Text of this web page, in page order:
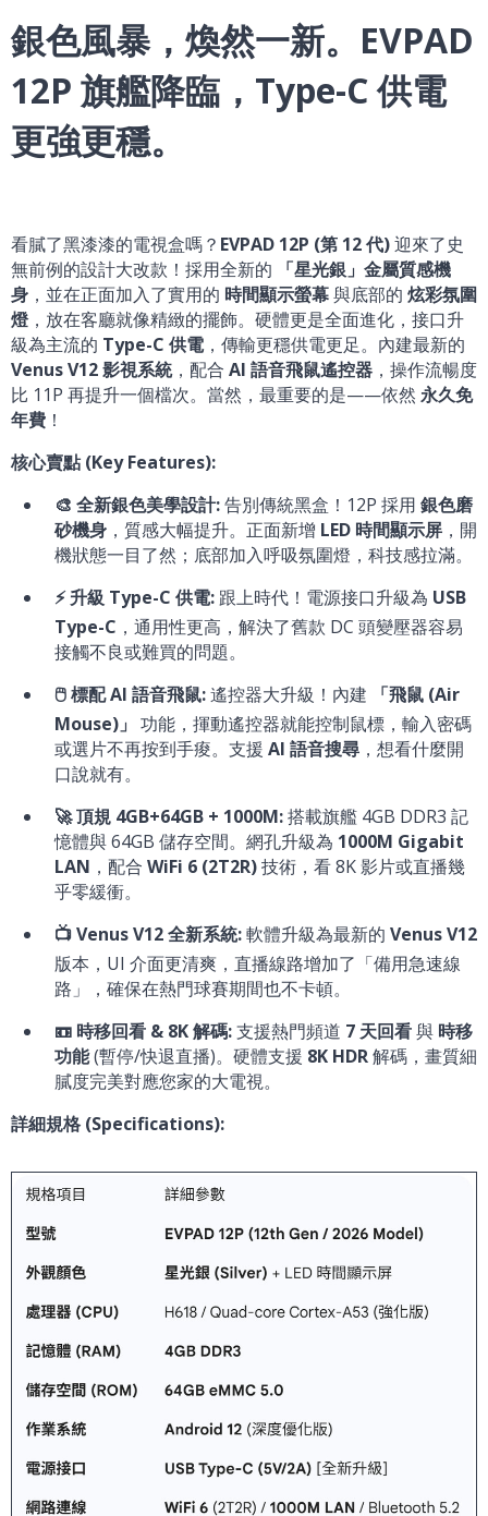
銀色風暴，煥然一新。EVPAD
12P 旗艦降臨，Type-C 供電
更強更穩。
看膩了黑漆漆的電視盒嗎？ EVPAD 12P (第 12 代)迎來了史
無前例的設計大改款！採用全新的
「星光銀」金屬質感機
身 ，並在正面加入了實用的 時間顯示螢幕與底部的 炫彩氛圍
燈，放在客廳就像精緻的擺飾。硬體更是全面進化，接口升
級為主流的 Type-C 供電，傳輸更穩供電更足。內建最新的
Venus V12 影視系統，配合 AI 語音飛鼠遙控器 ，操作流暢度
比 11P 再提升一個檔次。當然，最重要的是——依然 永久免
年費 ！
核心賣點 (Key Features):
🎨 全新銀色美學設計:告別傳統黑盒！12P 採用 銀色磨
砂機身 ，質感大幅提升。正面新增 LED 時間顯示屏 ，開
機狀態一目了然；底部加入呼吸氛圍燈，科技感拉滿。
⚡ 升級 Type-C 供電: 跟上時代！電源接口升級為 USB
Type-C ，通用性更高，解決了舊款 DC 頭變壓器容易
接觸不良或難買的問題。
🖱️ 標配 AI 語音飛鼠:遙控器大升級！內建
「飛鼠 (Air
Mouse)」 功能，揮動遙控器就能控制鼠標，輸入密碼
或選片不再按到手痠。支援 AI 語音搜尋 ，想看什麼開
口說就有。
🚀 頂規 4GB+64GB + 1000M:搭載旗艦 4GB DDR3 記
憶體與 64GB 儲存空間。網孔升級為 1000M Gigabit
LAN ，配合 WiFi 6 (2T2R)技術，看 8K 影片或直播幾
乎零緩衝。
📺 Venus V12 全新系統:軟體升級為最新的 Venus V12
版本，UI 介面更清爽，直播線路增加了「備用急速線
路」，確保在熱門球賽期間也不卡頓。
📼 時移回看 & 8K 解碼:支援熱門頻道 7 天回看與 時移
功能(暫停/快退直播)。硬體支援 8K HDR解碼，畫質細
膩度完美對應您家的大電視。
詳細規格 (Specifications):